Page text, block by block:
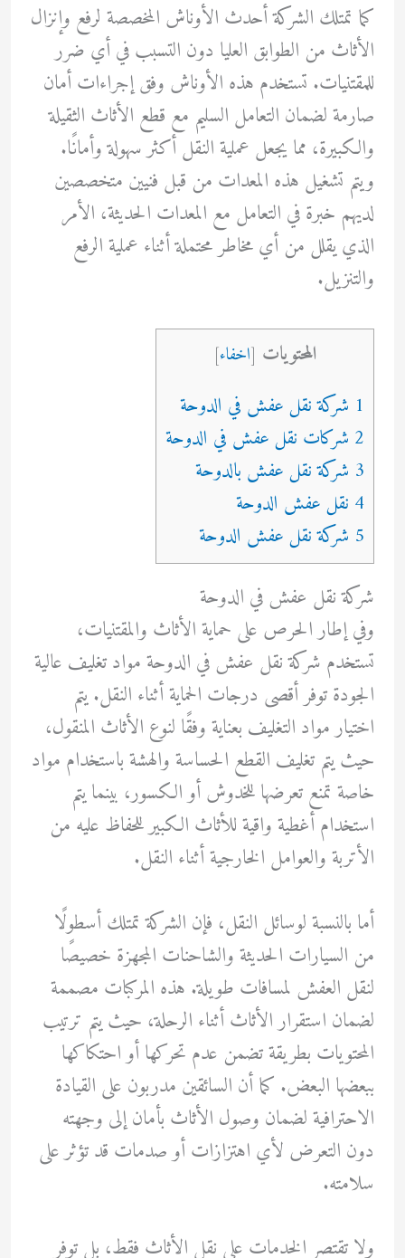
كما تمتلك الشركة أحدث الأوناش المخصصة لرفع وإنزال
الأثاث من الطوابق العليا دون التسبب في أي ضرر
للمقتنيات. تستخدم هذه الأوناش وفق إجراءات أمان
صارمة لضمان التعامل السليم مع قطع الأثاث الثقيلة
والكبيرة، مما يجعل عملية النقل أكثر سهولة وأمانًا.
ويتم تشغيل هذه المعدات من قبل فنيين متخصصين
لديهم خبرة في التعامل مع المعدات الحديثة، الأمر
الذي يقلل من أي مخاطر محتملة أثناء عملية الرفع
والتنزيل.
المحتويات [اخفاء]
1 شركة نقل عفش في الدوحة
2 شركات نقل عفش في الدوحة
3 شركة نقل عفش بالدوحة
4 نقل عفش الدوحة
5 شركة نقل عفش الدوحة
شركة نقل عفش في الدوحة
وفي إطار الحرص على حماية الأثاث والمقتنيات،
تستخدم شركة نقل عفش في الدوحة مواد تغليف عالية
الجودة توفر أقصى درجات الحماية أثناء النقل. يتم
اختيار مواد التغليف بعناية وفقًا لنوع الأثاث المنقول،
حيث يتم تغليف القطع الحساسة والهشة باستخدام مواد
خاصة تمنع تعرضها للخدوش أو الكسور، بينما يتم
استخدام أغطية واقية للأثاث الكبير للحفاظ عليه من
الأتربة والعوامل الخارجية أثناء النقل.
أما بالنسبة لوسائل النقل، فإن الشركة تمتلك أسطولًا
من السيارات الحديثة والشاحنات المجهزة خصيصًا
لنقل العفش لمسافات طويلة. هذه المركبات مصممة
لضمان استقرار الأثاث أثناء الرحلة، حيث يتم ترتيب
المحتويات بطريقة تضمن عدم تحركها أو احتكاكها
ببعضها البعض. كما أن السائقين مدربون على القيادة
الاحترافية لضمان وصول الأثاث بأمان إلى وجهته
دون التعرض لأي اهتزازات أو صدمات قد تؤثر على
سلامته.
ولا تقتصر الخدمات على نقل الأثاث فقط، بل توفر